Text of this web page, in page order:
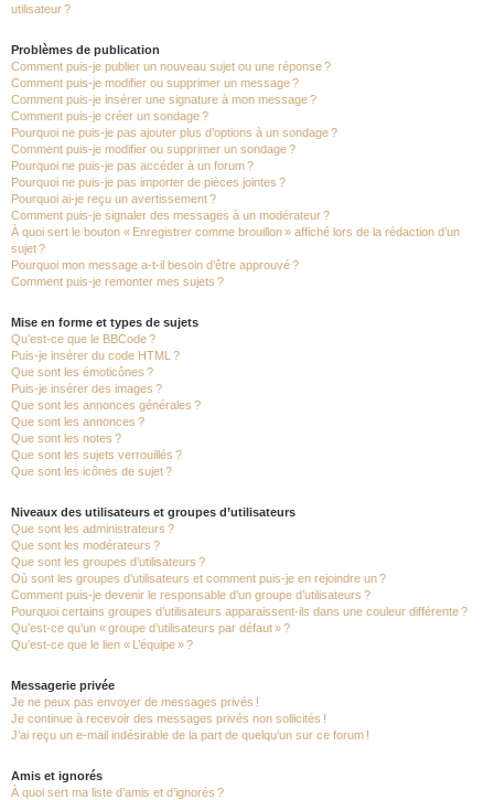
utilisateur ?
Problèmes de publication
Comment puis-je publier un nouveau sujet ou une réponse ?
Comment puis-je modifier ou supprimer un message ?
Comment puis-je insérer une signature à mon message ?
Comment puis-je créer un sondage ?
Pourquoi ne puis-je pas ajouter plus d’options à un sondage ?
Comment puis-je modifier ou supprimer un sondage ?
Pourquoi ne puis-je pas accéder à un forum ?
Pourquoi ne puis-je pas importer de pièces jointes ?
Pourquoi ai-je reçu un avertissement ?
Comment puis-je signaler des messages à un modérateur ?
À quoi sert le bouton « Enregistrer comme brouillon » affiché lors de la rédaction d’un
sujet ?
Pourquoi mon message a-t-il besoin d’être approuvé ?
Comment puis-je remonter mes sujets ?
Mise en forme et types de sujets
Qu’est-ce que le BBCode ?
Puis-je insérer du code HTML ?
Que sont les émoticônes ?
Puis-je insérer des images ?
Que sont les annonces générales ?
Que sont les annonces ?
Que sont les notes ?
Que sont les sujets verrouillés ?
Que sont les icônes de sujet ?
Niveaux des utilisateurs et groupes d’utilisateurs
Que sont les administrateurs ?
Que sont les modérateurs ?
Que sont les groupes d’utilisateurs ?
Où sont les groupes d’utilisateurs et comment puis-je en rejoindre un ?
Comment puis-je devenir le responsable d’un groupe d’utilisateurs ?
Pourquoi certains groupes d’utilisateurs apparaissent-ils dans une couleur différente ?
Qu’est-ce qu’un « groupe d’utilisateurs par défaut » ?
Qu’est-ce que le lien « L’équipe » ?
Messagerie privée
Je ne peux pas envoyer de messages privés !
Je continue à recevoir des messages privés non sollicités !
J’ai reçu un e-mail indésirable de la part de quelqu’un sur ce forum !
Amis et ignorés
À quoi sert ma liste d’amis et d’ignorés ?